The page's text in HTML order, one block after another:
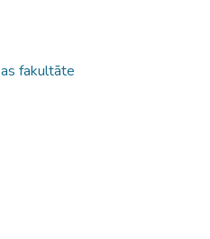
fakultāte